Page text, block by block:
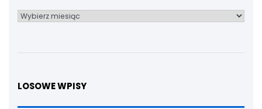
Archiwum
LOSOWE WPISY